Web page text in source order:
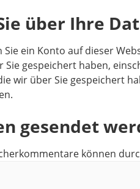
über Ihre
Sie ein Konto auf dieser
gespeichert haben,
wir über Sie gespeichert
gesendet
können